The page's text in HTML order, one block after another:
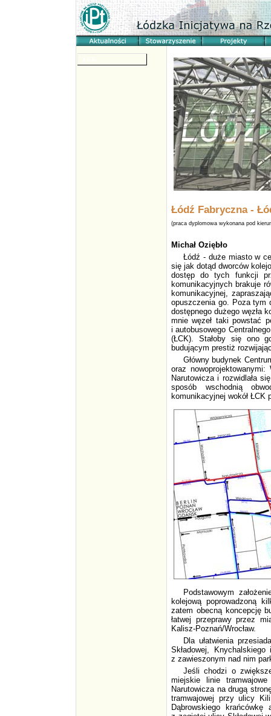
Łódź Fabryczna -
(praca dyplomowa wykonana pod
Michał Oziębło
Łódź - duże miasto w
się jak dotąd dworców
dostęp do tych funkcji
komunikacyjnych brakuje
komunikacyjnej,
opuszczenia go. Poza tym
dostępnego dużego węzła
mnie węzeł taki powstać
i autobusowego
(ŁCK). Stałoby się ono
budującym prestiż
Główny budynek
oraz
Narutowicza i rozwidlała
sposób wschodnią
komunikacyjnej wokół
Podstawowym
kolejową poprowadzoną
zatem obecną koncepcję
łatwej przeprawy przez
Kalisz-Poznań/Wrocław.
Dla ułatwienia
Składowej,
z zawieszonym nad nim
Jeśli chodzi o
miejskie linie
Narutowicza na drugą
tramwajowej przy ulicy
Dąbrowskiego